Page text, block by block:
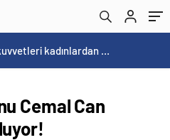
Norweç silahlı kuvvetleri kadınlardan oluşan özel kuvvetler eğitimlerini başlattı.
Cemal Can